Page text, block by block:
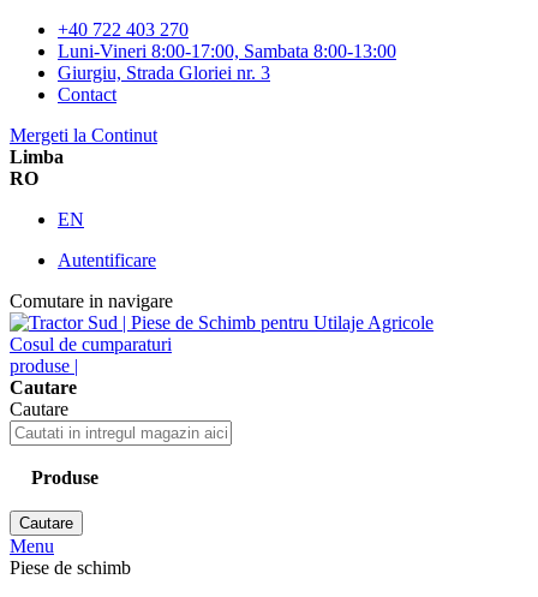
+40 722 403 270
Luni-Vineri 8:00-17:00, Sambata 8:00-13:00
Giurgiu, Strada Gloriei nr. 3
Contact
Mergeti la Continut
Limba
RO
EN
Autentificare
Comutare in navigare
Cosul de cumparaturi
produse |
Cautare
Cautare
Produse
Cautare
Menu
Piese de schimb